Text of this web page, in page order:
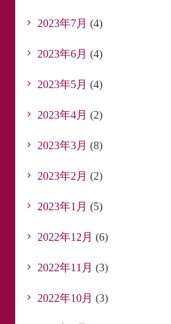
2023年7月 (4)
2023年6月 (4)
2023年5月 (4)
2023年4月 (2)
2023年3月 (8)
2023年2月 (2)
2023年1月 (5)
2022年12月 (6)
2022年11月 (3)
2022年10月 (3)